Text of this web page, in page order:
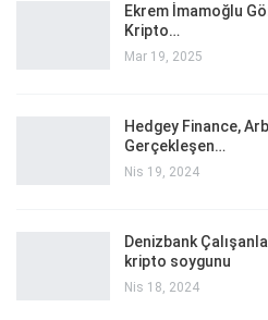
Ekrem İmamoğlu
Kripto…
Mar 19, 2025
Hedgey Finance,
Gerçekleşen…
Nis 19, 2024
Denizbank
kripto soygunu
Nis 18, 2024